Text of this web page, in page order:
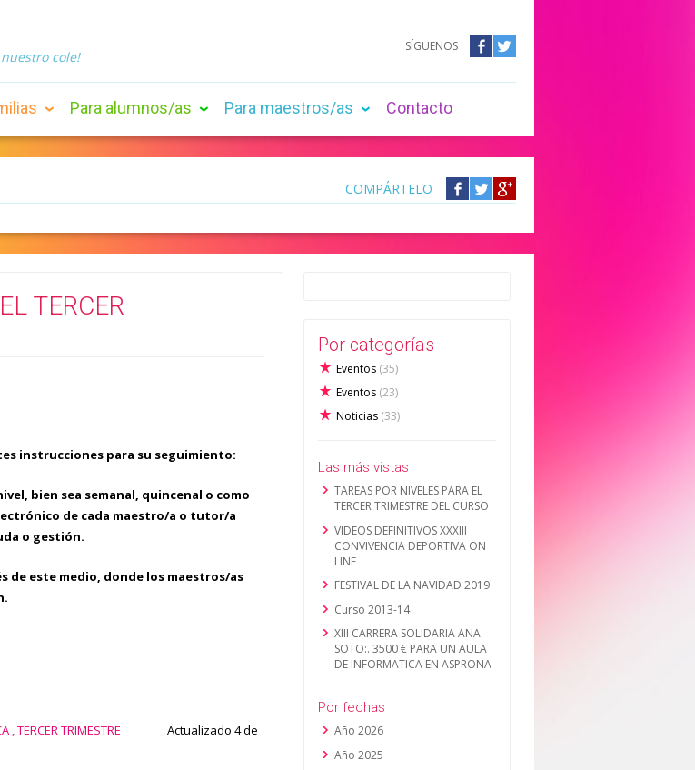
cole!
SÍGUENOS
Para alumnos/as Para maestros/as Contacto
COMPÁRTELO
Compártelo
Facebook
Compártelo
Twitter
Compártelo
Google
TERCER
instrucciones para su seguimiento:
bien sea semanal, quincenal o como
de cada maestro/a o tutor/a
o gestión.
de este medio, donde los maestros/as
, TERCER TRIMESTRE Actualizado 4 de
Por categorías
Eventos (35)
Eventos (23)
Noticias (33)
Las más vistas
TAREAS POR NIVELES PARA EL
TERCER TRIMESTRE DEL CURSO
VIDEOS DEFINITIVOS XXXIII
CONVIVENCIA DEPORTIVA ON
LINE
FESTIVAL DE LA NAVIDAD 2019
Curso 2013-14
XIII CARRERA SOLIDARIA ANA
SOTO:. 3500 € PARA UN AULA
DE INFORMATICA EN ASPRONA
Por fechas
Año 2026
Año 2025